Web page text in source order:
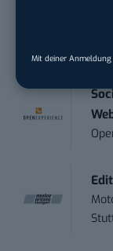
Mit deiner